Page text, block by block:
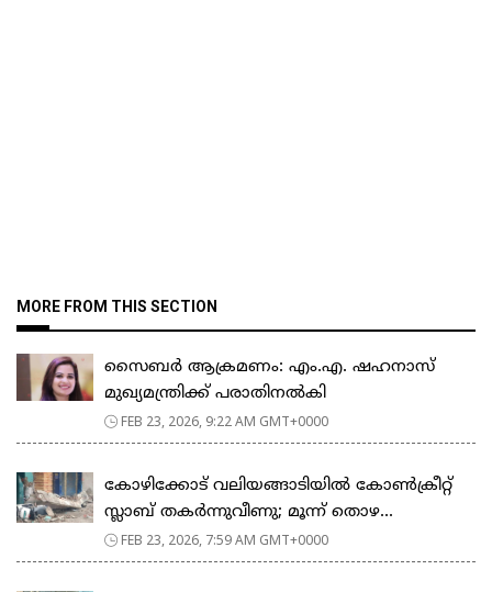
MORE FROM THIS SECTION
സൈബർ ആക്രമണം: എം.എ. ഷഹനാസ്
മുഖ്യമന്ത്രിക്ക് പരാതിനൽകി
FEB 23, 2026, 9:22 AM GMT+0000
കോഴിക്കോട് വലിയങ്ങാടിയിൽ കോൺക്രീറ്റ്
സ്ലാബ് തകർന്നുവീണു; മൂന്ന് തൊഴ...
FEB 23, 2026, 7:59 AM GMT+0000